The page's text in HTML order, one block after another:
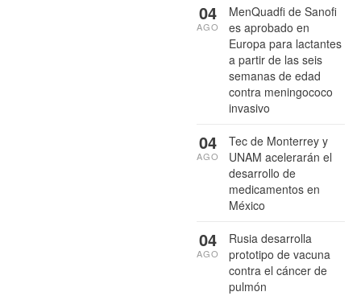
MenQuadfi de Sanofi
es aprobado en
Europa para lactantes
a partir de las seis
semanas de edad
contra meningococo
invasivo
04
AGO
Tec de Monterrey y
UNAM acelerarán el
desarrollo de
medicamentos en
México
04
AGO
Rusia desarrolla
prototipo de vacuna
contra el cáncer de
pulmón
04
AGO